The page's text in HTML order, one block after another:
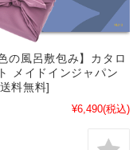
の風呂敷包み】カタロ
メイドインジャパン
料無料]
¥6,490(税込)